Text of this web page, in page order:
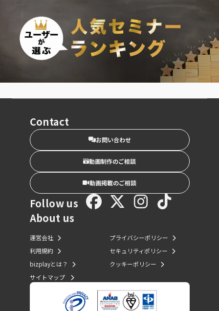
Contact
お問い合わせ
動画制作のご相談
動画掲載のご相談
Follow us
About us
運営会社
利用規約
bizplayとは？
サイトマップ
プライバシーポリシー
セキュリティポリシー
クッキーポリシー